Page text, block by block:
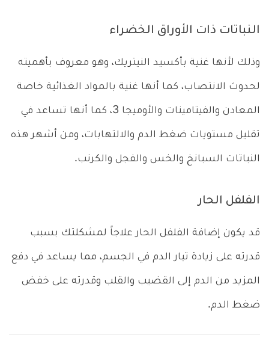
النباتات ذات الأوراق الخضراء
وذلك لأنها غنية بأكسيد النيتريك، وهو معروف بأهميته
لحدوث الانتصاب، كما أنها غنية بالمواد الغذائية خاصة
المعادن والفيتامينات والأوميجا 3، كما أنها تساعد في
تقليل مستويات ضغط الدم والالتهابات، ومن أشهر هذه
النباتات السبانخ والخس والفجل والكرنب.
الفلفل الحار
قد يكون إضافة الفلفل الحار علاجاً لمشكلتك بسبب
قدرته على زيادة تيار الدم في الجسم، مما يساعد في دفع
المزيد من الدم إلى القضيب والقلب وقدرته على خفض
ضغط الدم.